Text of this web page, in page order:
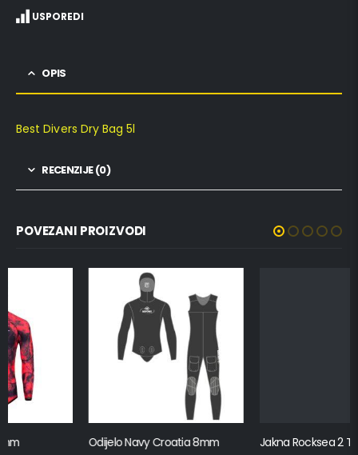
USPOREDI
OPIS
Best Divers Dry Bag 5l
RECENZIJE (0)
POVEZANI PROIZVODI
Odijelo Navy Croatia 8mm Jakna Rocksea 2 Trigocamo Wide 7mm